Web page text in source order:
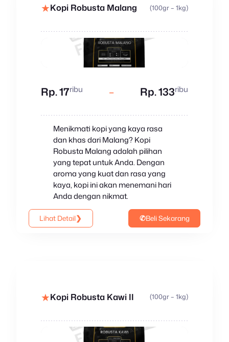
★Kopi Robusta Malang (100gr – 1kg)
Rp. 17ribu – Rp. 133ribu
Menikmati kopi yang kaya rasa
dan khas dari Malang? Kopi
Robusta Malang adalah pilihan
yang tepat untuk Anda. Dengan
aroma yang kuat dan rasa yang
kaya, kopi ini akan menemani hari
Anda dengan nikmat.
Lihat Detail❯ ✆Beli Sekarang
★Kopi Robusta Kawi II (100gr – 1kg)